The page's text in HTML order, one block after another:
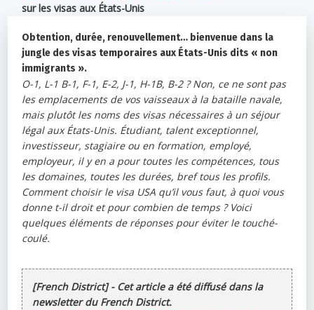
sur les visas aux États-Unis
Obtention, durée, renouvellement… bienvenue dans la
jungle des visas temporaires aux États-Unis dits « non
immigrants ».
O-1, L-1 B-1, F-1, E-2, J-1, H-1B, B-2 ? Non, ce ne sont pas
les emplacements de vos vaisseaux à la bataille navale,
mais plutôt les noms des visas nécessaires à un séjour
légal aux États-Unis. Étudiant, talent exceptionnel,
investisseur, stagiaire ou en formation, employé,
employeur, il y en a pour toutes les compétences, tous
les domaines, toutes les durées, bref tous les profils.
Comment choisir le visa USA qu’il vous faut, à quoi vous
donne t-il droit et pour combien de temps ? Voici
quelques éléments de réponses pour éviter le touché-
coulé.
[French District] - Cet article a été diffusé dans la
newsletter du French District.